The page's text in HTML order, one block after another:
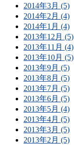
2014年3月 (5)
2014年2月 (4)
2014年1月 (4)
2013年12月 (5)
2013年11月 (4)
2013年10月 (5)
2013年9月 (5)
2013年8月 (5)
2013年7月 (5)
2013年6月 (5)
2013年5月 (4)
2013年4月 (5)
2013年3月 (5)
2013年2月 (5)